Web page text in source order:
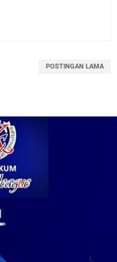
POSTINGAN LAMA